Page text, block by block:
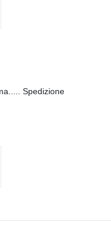
Spedizione